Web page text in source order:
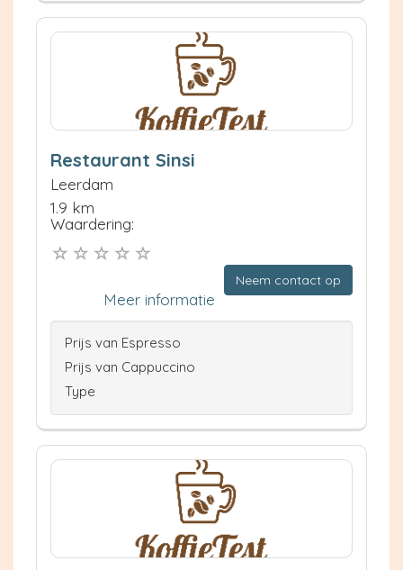
Restaurant Sinsi
Leerdam
1.9 km
Waardering:
Neem contact op
Meer informatie
Prijs van Espresso
Prijs van Cappuccino
Type